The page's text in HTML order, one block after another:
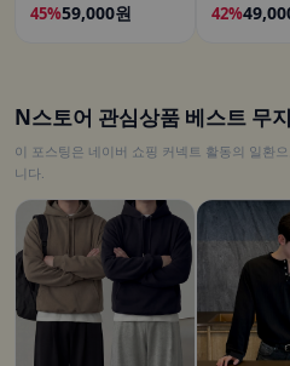
45%59,000원 42%
N스토어 관심상품 베스트 무
이 포스팅은 네이버 쇼핑 커넥트 활동의 일환
니다.